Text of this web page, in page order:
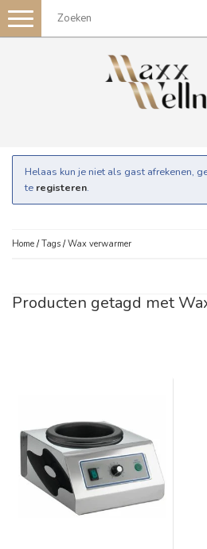
Toggle
navigation
Helaas kun je niet als gast afrekenen,
te registeren.
Home /Tags /Wax verwarmer
Producten getagd met